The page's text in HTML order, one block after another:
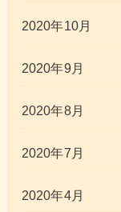
2020年10月
2020年9月
2020年8月
2020年7月
2020年4月